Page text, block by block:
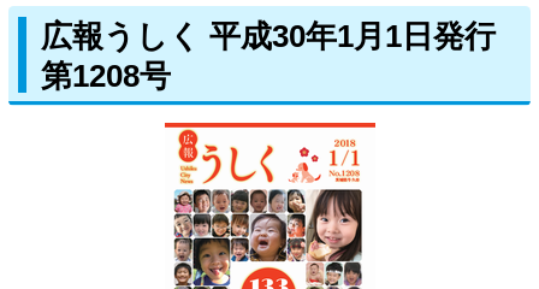
広報うしく 平成30年1月1日発行
第1208号